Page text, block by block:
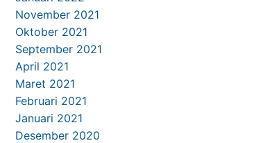
November 2021
Oktober 2021
September 2021
April 2021
Maret 2021
Februari 2021
Januari 2021
Desember 2020